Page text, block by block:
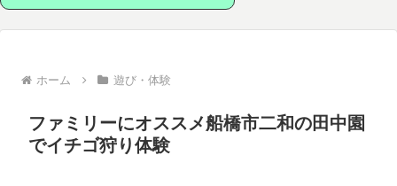
ホーム 遊び・体験
ファミリーにオススメ船橋市二和の田中園
でイチゴ狩り体験